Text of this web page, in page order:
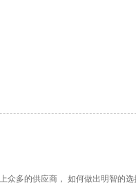
众多的供应商， 如何做出明智的